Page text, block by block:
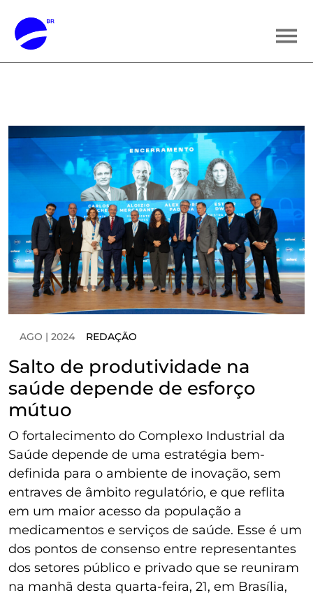
AGO | 2024 REDAÇÃO
Salto de produtividade na
saúde depende de esforço
mútuo
O fortalecimento do Complexo Industrial da
Saúde depende de uma estratégia bem-
definida para o ambiente de inovação, sem
entraves de âmbito regulatório, e que reflita
em um maior acesso da população a
medicamentos e serviços de saúde. Esse é um
dos pontos de consenso entre representantes
dos setores público e privado que se reuniram
na manhã desta quarta-feira, 21, em Brasília,